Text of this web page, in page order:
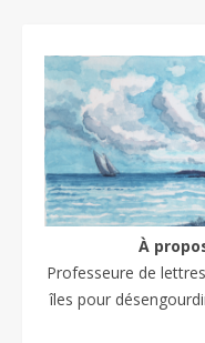
À
Professeure de
îles pour